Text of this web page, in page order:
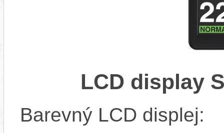
LCD display
Barevný LCD displej: